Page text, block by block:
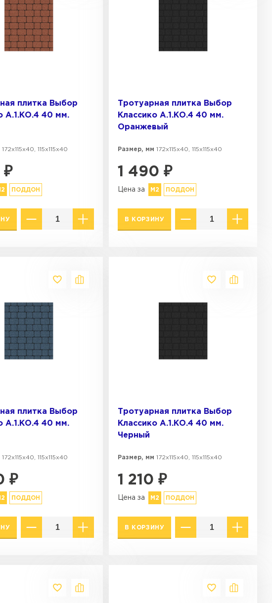
плитка Выбор
А.1.КО.4 40 мм.
172х115х40, 115х115х40
₽
ПОДДОН
Тротуарная плитка Выбор
Классико А.1.КО.4 40 мм.
Оранжевый
Размер, мм 172х115х40, 115х115х40
1 490 ₽
Цена за М2 ПОДДОН
В КОРЗИНУ
плитка Выбор
А.1.КО.4 40 мм.
172х115х40, 115х115х40
₽
ПОДДОН
Тротуарная плитка Выбор
Классико А.1.КО.4 40 мм.
Черный
Размер, мм 172х115х40, 115х115х40
1 210 ₽
Цена за М2 ПОДДОН
В КОРЗИНУ